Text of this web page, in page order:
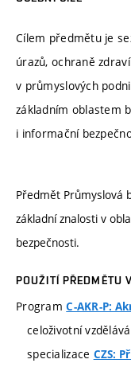
Cílem předmětu je
úrazů, ochraně
v průmyslových
základním oblastem
i informační
Předmět Průmyslová
základní znalosti v
bezpečnosti.
POUŽITÍ PŘEDMĚTU
ProgramC-AKR-P:
celoživotní
specializace CZS: